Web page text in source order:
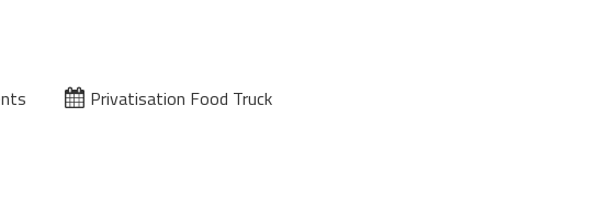
Privatisation Food Truck